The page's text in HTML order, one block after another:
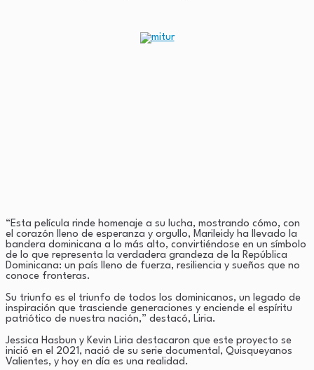
“Esta película rinde homenaje a su lucha, mostrando cómo, con
el corazón lleno de esperanza y orgullo, Marileidy ha llevado la
bandera dominicana a lo más alto, convirtiéndose en un símbolo
de lo que representa la verdadera grandeza de la República
Dominicana: un país lleno de fuerza, resiliencia y sueños que no
conoce fronteras.
Su triunfo es el triunfo de todos los dominicanos, un legado de
inspiración que trasciende generaciones y enciende el espíritu
patriótico de nuestra nación,” destacó, Liria.
Jessica Hasbun y Kevin Liria destacaron que este proyecto se
inició en el 2021, nació de su serie documental, Quisqueyanos
Valientes, y hoy en día es una realidad.